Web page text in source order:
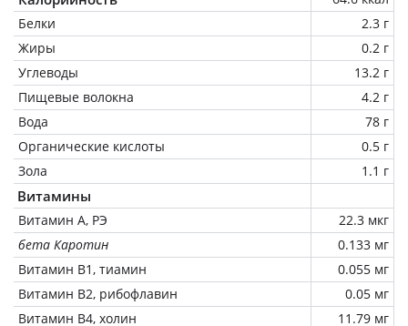
Белки
2.3 г
Жиры
0.2 г
Углеводы
13.2 г
Пищевые волокна
4.2 г
Вода
78 г
Органические кислоты
0.5 г
Зола
1.1 г
Витамины
Витамин А, РЭ
22.3 мкг
бета Каротин
0.133 мг
Витамин В1, тиамин
0.055 мг
Витамин В2, рибофлавин
0.05 мг
Витамин В4, холин
11.79 мг